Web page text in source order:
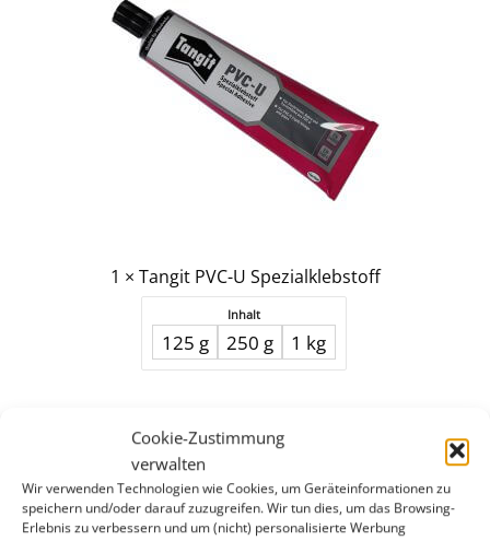
Cookie-Zustimmung
verwalten
Wir verwenden Technologien wie Cookies, um Geräteinformationen zu
speichern und/oder darauf zuzugreifen. Wir tun dies, um das Browsing-
Erlebnis zu verbessern und um (nicht) personalisierte Werbung
1 × Tangit PVC-U Spezialklebstoff
Inhalt
125 g 250 g 1 kg
Tangit
PVC-